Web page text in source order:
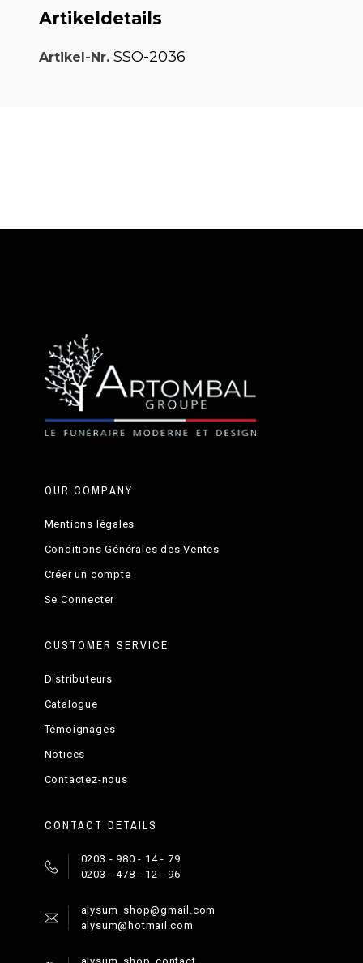
Artikeldetails
Artikel-Nr. SSO-2036
OUR COMPANY
Mentions légales
Conditions Générales des Ventes
Créer un compte
Se Connecter
CUSTOMER SERVICE
Distributeurs
Catalogue
Témoignages
Notices
Contactez-nous
CONTACT DETAILS
0203 - 980 - 14 - 79
0203 - 478 - 12 - 96
alysum_shop@gmail.com
alysum@hotmail.com